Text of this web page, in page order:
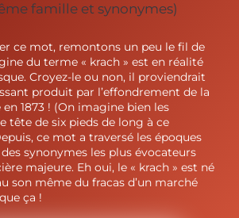
famille et synonymes)
ce mot, remontons un peu le fil de
du terme « krach » est en réalité
Croyez-le ou non, il proviendrait
produit par l’effondrement de la
1873 ! (On imagine bien les
tête de six pieds de long à ce
ce mot a traversé les époques
synonymes les plus évocateurs
majeure. Eh oui, le « krach » est né
son même du fracas d’un marché
ça !